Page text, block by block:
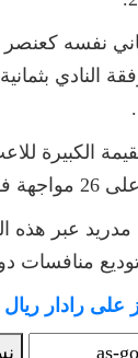
النادي
الملكي.
مدريد عبر هذه
منافسات دوري